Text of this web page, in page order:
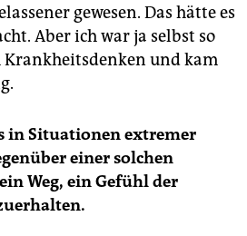
gewesen. Das hätte es
Aber ich war ja selbst so
Krankheitsdenken und kam
in Situationen extremer
einer solchen
Weg, ein Gefühl der